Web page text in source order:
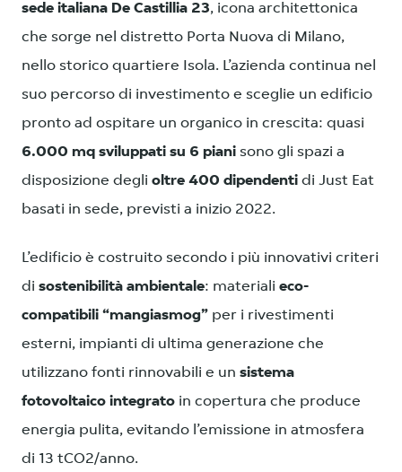
sede italiana De Castillia 23, icona architettonica
che sorge nel distretto Porta Nuova di Milano,
nello storico quartiere Isola. L’azienda continua nel
suo percorso di investimento e sceglie un edificio
pronto ad ospitare un organico in crescita: quasi
6.000 mq sviluppati su 6 piani sono gli spazi a
disposizione degli oltre 400 dipendenti di Just Eat
basati in sede, previsti a inizio 2022.
L’edificio è costruito secondo i più innovativi criteri
di sostenibilità ambientale: materiali eco-
compatibili “mangiasmog” per i rivestimenti
esterni, impianti di ultima generazione che
utilizzano fonti rinnovabili e un sistema
fotovoltaico integrato in copertura che produce
energia pulita, evitando l’emissione in atmosfera
di 13 tCO2/anno.